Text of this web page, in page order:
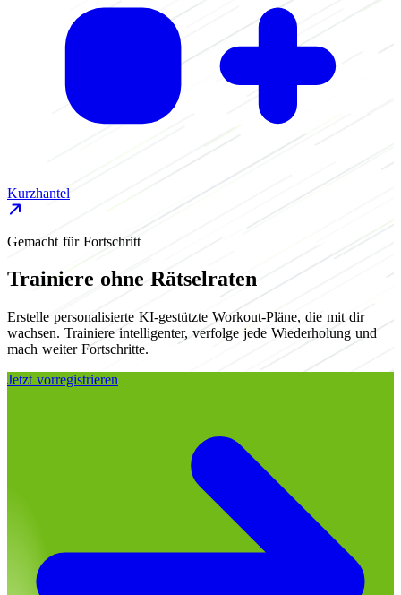
Kurzhantel
Gemacht für Fortschritt
Trainiere ohne Rätselraten
Erstelle personalisierte KI-gestützte Workout-Pläne, die mit dir
wachsen. Trainiere intelligenter, verfolge jede Wiederholung und
mach weiter Fortschritte.
Jetzt vorregistrieren